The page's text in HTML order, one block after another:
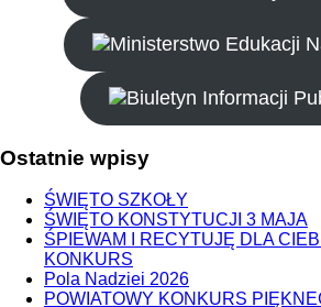
Ostatnie wpisy
ŚWIĘTO SZKOŁY
ŚWIĘTO KONSTYTUCJI 3 MAJA
ŚPIEWAM I RECYTUJĘ DLA
KONKURS
Pola Nadziei 2026
POWIATOWY KONKURS